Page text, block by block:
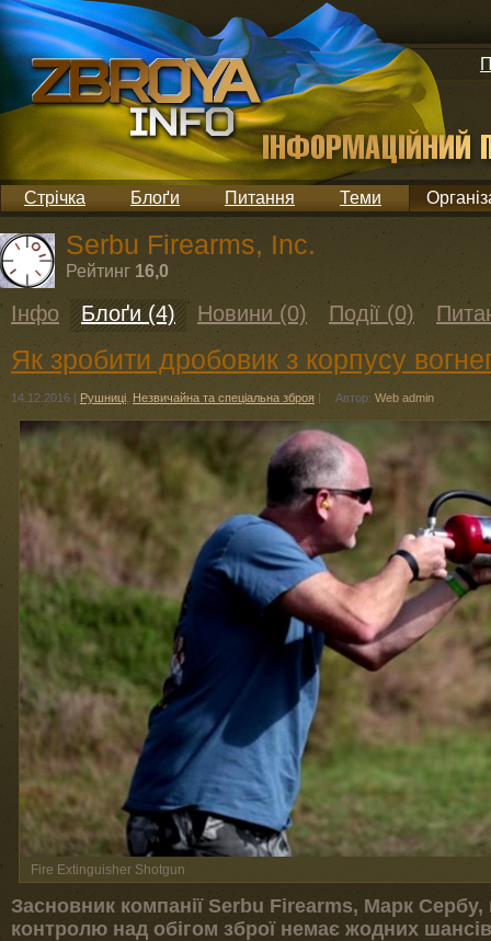
Стрічка Блоґи Питання Теми
Serbu Firearms, Inc.
Рейтинг 16,0
Інфо Блоґи (4) Новини (0) Події (0)
Як зробити дробовик з корпусу
14.12.2016 | Рушниці Незвичайна та спеціальна зброя | Автор: Web admin
Fire Extinguisher Shotgun
Засновник компанії Serbu Firearms, Марк
контролю над обігом зброї немає жодних